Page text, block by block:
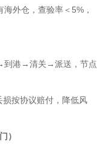
外仓，查验率＜5%，
港→清关→派送，节点
按协议赔付，降低风
）